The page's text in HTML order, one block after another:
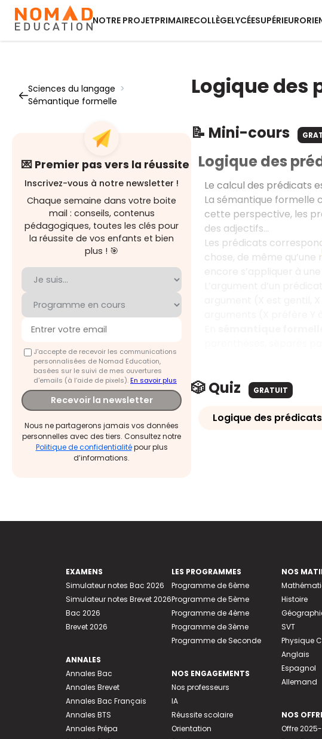
NOTRE PROJETPRIMAIRECOLLÈGELYCÉESUPÉRIEUR
Sciences du langage >
Sémantique formelle
💌 Premier pas vers la réussite
Inscrivez-vous à notre newsletter !
Chaque semaine dans votre boite
mail : conseils, contenus
pédagogiques, toutes les clés pour
la réussite de vos enfants et bien
plus ! 🎯
J'accepte de recevoir les communications
personnalisées de Nomad Education,
basées sur le suivi de mes ouvertures
d'emails (à l’aide de pixels).En savoir plus
Recevoir la newsletter
Nous ne partagerons jamais vos données
personnelles avec des tiers. Consultez notre
Politique de confidentialitépour plus
d’informations.
Logique des
📝 Mini-cours
Logique des
Le calcul des prédicats
La sémantique formelle
cette perspective, les
des adjectifs…
Les prédicats
chose, de même
🎲 Quiz GRATUIT
Logique des prédicats
EXAMENS
Simulateur notes Bac 2026
Simulateur notes Brevet 2026
Bac 2026
Brevet 2026
ANNALES
Annales Bac
Annales Brevet
Annales Bac Français
Annales BTS
Annales Prépa
LES PROGRAMMES
Programme de 6ème
Programme de 5ème
Programme de 4ème
Programme de 3ème
Programme de Seconde
NOS ENGAGEMENTS
Nos professeurs
IA
Réussite scolaire
Orientation
NOS
Histoire
SVT
Physique
Anglais
Espagnol
Allemand
NOS
Offre